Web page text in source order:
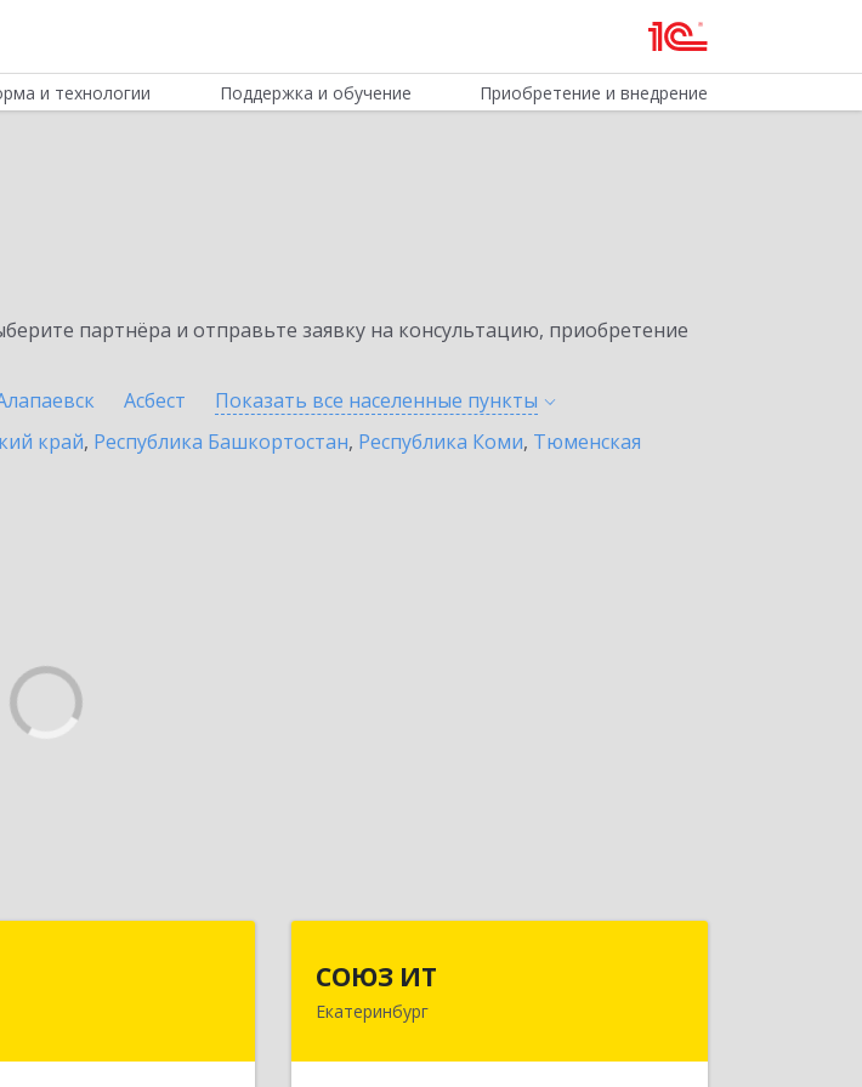
и технологии Поддержка и обучение Приобретение и внедрение
партнёра и отправьте заявку на консультацию, приобретение
Асбест Показать все населенные пункты
край, Республика Башкортостан, Республика Коми, Тюменская
СОЮЗ ИТ
Екатеринбург